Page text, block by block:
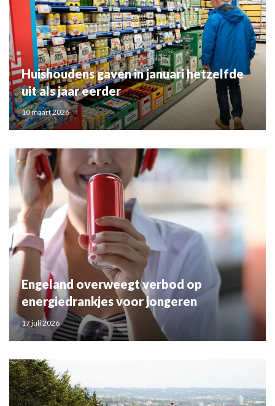
Huishoudens gaven in januari hetzelfde
uit als jaar eerder
10 maart 2026
Engeland overweegt verbod op
energiedrankjes voor jongeren
17 juli 2026